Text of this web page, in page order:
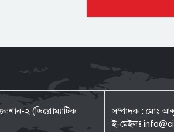
২ (ডিপ্লোম্যাটিক
সম্পাদক : মোঃ
ই-মেইলঃ